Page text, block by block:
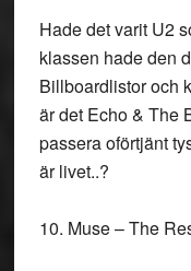
Hade det varit U2
klassen hade den
Billboardlistor och
är det Echo & The
passera oförtjänt
är livet..?
10. Muse – The